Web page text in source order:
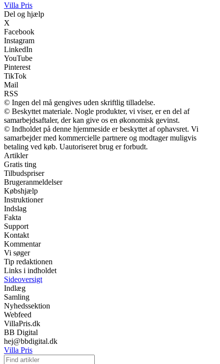
Villa Pris
Del og hjælp
X
Facebook
Instagram
LinkedIn
YouTube
Pinterest
TikTok
Mail
RSS
© Ingen del må gengives uden skriftlig tilladelse.
© Beskyttet materiale. Nogle produkter, vi viser, er en del af
samarbejdsaftaler, der kan give os en økonomisk gevinst.
© Indholdet på denne hjemmeside er beskyttet af ophavsret. Vi
samarbejder med kommercielle partnere og modtager muligvis
betaling ved køb. Uautoriseret brug er forbudt.
Artikler
Gratis ting
Tilbudspriser
Brugeranmeldelser
Købshjælp
Instruktioner
Indslag
Fakta
Support
Kontakt
Kommentar
Vi søger
Tip redaktionen
Links i indholdet
Sideoversigt
Indlæg
Samling
Nyhedssektion
Webfeed
VillaPris.dk
BB Digital
hej@bbdigital.dk
Villa Pris